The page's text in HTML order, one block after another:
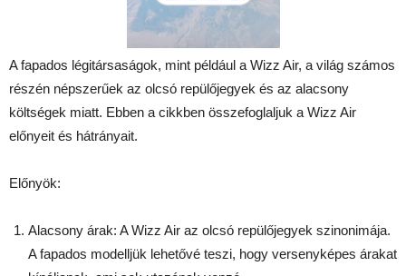
A fapados légitársaságok, mint például a Wizz Air, a világ számos
részén népszerűek az olcsó repülőjegyek és az alacsony
költségek miatt. Ebben a cikkben összefoglaljuk a Wizz Air
előnyeit és hátrányait.
Előnyök:
Alacsony árak: A Wizz Air az olcsó repülőjegyek szinonimája.
A fapados modelljük lehetővé teszi, hogy versenyképes árakat